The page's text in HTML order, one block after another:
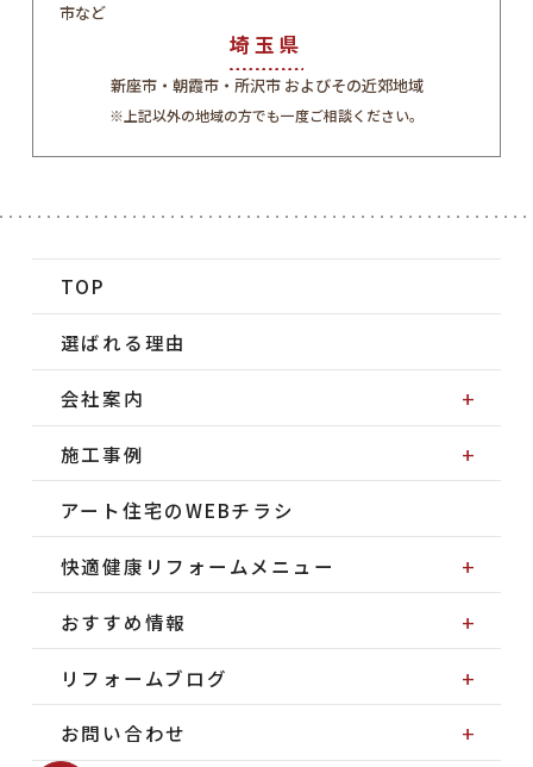
市など
埼玉県
新座市・朝霞市・所沢市 およびその近郊地域
※上記以外の地域の方でも一度ご相談ください。
TOP
選ばれる理由
会社案内
施工事例
アート住宅のWEBチラシ
快適健康リフォームメニュー
おすすめ情報
リフォームブログ
お問い合わせ